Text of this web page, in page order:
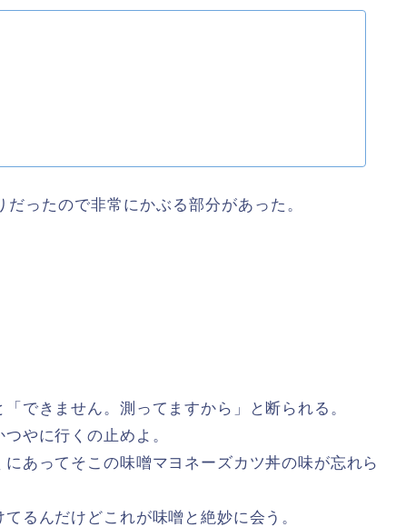
ったので非常にかぶる部分があった。
できません。測ってますから」と断られる。
やに行くの止めよ。
あってそこの味噌マヨネーズカツ丼の味が忘れら
るんだけどこれが味噌と絶妙に会う。